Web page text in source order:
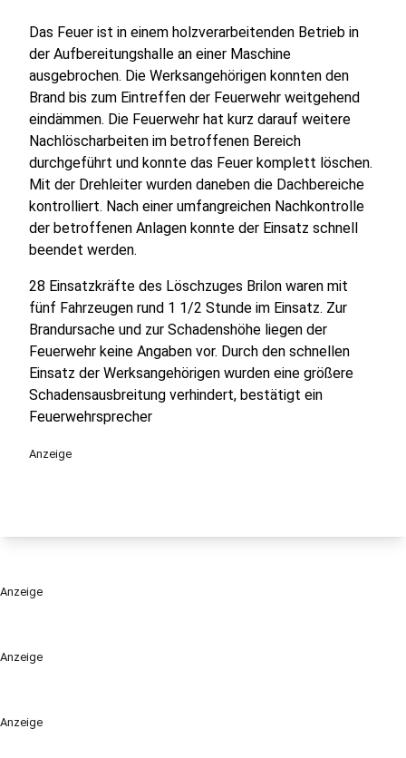
Anzeige
Anzeige
Das Feuer ist in einem holzverarbeitenden Betrieb in
der Aufbereitungshalle an einer Maschine
ausgebrochen. Die Werksangehörigen konnten den
Brand bis zum Eintreffen der Feuerwehr weitgehend
eindämmen. Die Feuerwehr hat kurz darauf weitere
Nachlöscharbeiten im betroffenen Bereich
durchgeführt und konnte das Feuer komplett löschen.
Mit der Drehleiter wurden daneben die Dachbereiche
kontrolliert. Nach einer umfangreichen Nachkontrolle
der betroffenen Anlagen konnte der Einsatz schnell
beendet werden.
28 Einsatzkräfte des Löschzuges Brilon waren mit
fünf Fahrzeugen rund 1 1/2 Stunde im Einsatz. Zur
Brandursache und zur Schadenshöhe liegen der
Feuerwehr keine Angaben vor. Durch den schnellen
Einsatz der Werksangehörigen wurden eine größere
Schadensausbreitung verhindert, bestätigt ein
Feuerwehrsprecher
Anzeige
Anzeige